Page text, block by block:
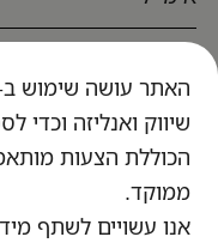
שיווק ואנליזה וכדי
הכוללת הצעות
ממוקד.
אנו עשויים לשתף